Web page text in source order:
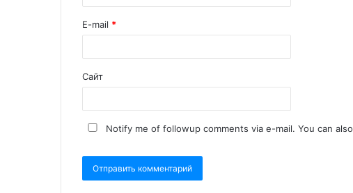
E-mail *
Сайт
Notify me of followup comments via e-mail. You can also